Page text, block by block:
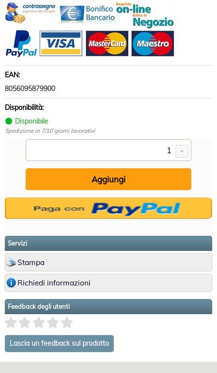
EAN:
8056095879900
Disponibilità:
Disponibile
Spedizione in 7/10 giorni lavorativi
Servizi
Stampa
Richiedi informazioni
Feedback degli utenti